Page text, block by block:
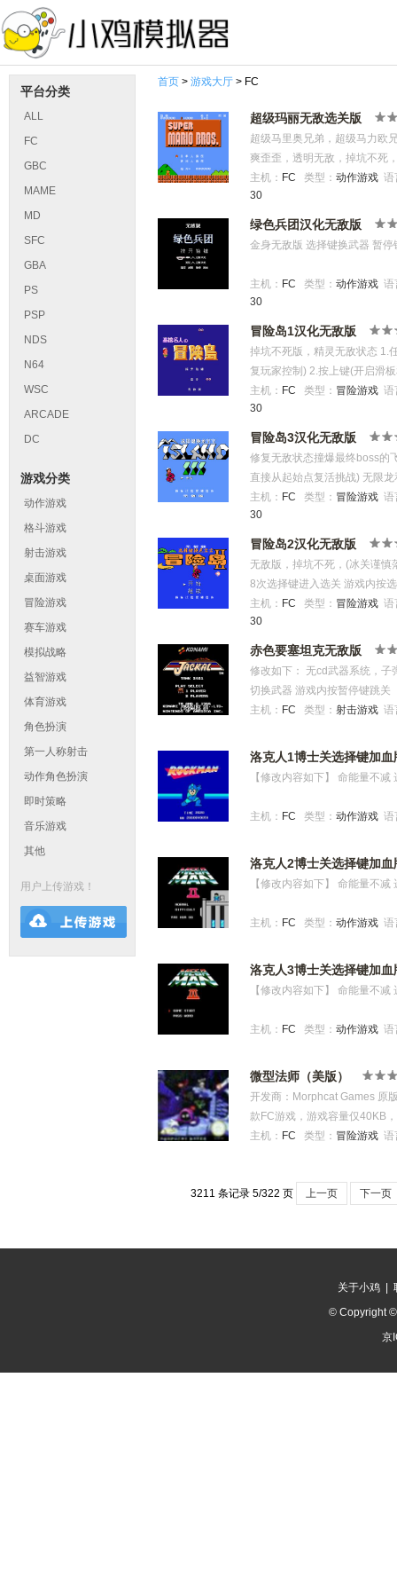
平台分类
ALL
FC
GBC
MAME
MD
SFC
GBA
PS
PSP
NDS
N64
WSC
ARCADE
DC
游戏分类
动作游戏
格斗游戏
射击游戏
桌面游戏
冒险游戏
赛车游戏
模拟战略
益智游戏
体育游戏
角色扮演
第一人称射击
动作角色扮演
即时策略
音乐游戏
其他
用户上传游戏！
首页 > 游戏大厅 > FC
超级玛丽无敌选关版
超级马里奥兄弟，超级马力欧
爽歪歪，透明无敌，掉坑不死
But our princess is inanother
8-4通关后的文本:“Thank you
quest。 Push button B, To
主机： FC 类型： 动作游戏 语
30
绿色兵团汉化无敌版
金身无敌版 选择键换武器 暂停
主机： FC 类型： 动作游戏 语
30
冒险岛1汉化无敌版
掉坑不死版，精灵无敌状态 1.
复玩家控制) 2.按上键(开启滑
键跳关(无敌状态撞爆boss身子
主机： FC 类型： 冒险游戏 语
30
冒险岛3汉化无敌版
修复无敌状态撞爆最终boss的
直接从起始点复活挑战) 无限
选择键换龙宝宝和滑板冲浪板
你轻松通关)
主机： FC 类型： 冒险游戏 语
30
冒险岛2汉化无敌版
无敌版，掉坑不死，(冰关谨慎
8次选择键进入选关 游戏内按
主机： FC 类型： 冒险游戏 语
30
赤色要塞坦克无敌版
修改如下： 无cd武器系统，子
切换武器 游戏内按暂停键跳关
主机： FC 类型： 射击游戏 语
洛克人1博士关选择键加血
【修改内容如下】 命能量不
主机： FC 类型： 动作游戏 语
洛克人2博士关选择键加血
【修改内容如下】 命能量不
主机： FC 类型： 动作游戏 语
洛克人3博士关选择键加血
【修改内容如下】 命能量不
主机： FC 类型： 动作游戏 语
微型法师（美版）
开发商：Morphcat Games 原
款FC游戏，游戏容量仅40KB
轴，玩家需要不断地向上前进
吧。。。。。支持的朋友们请
主机： FC 类型： 冒险游戏 语
3211 条记录 5/322 页 上一页 下一页
关于小鸡 |
© Copyright
京